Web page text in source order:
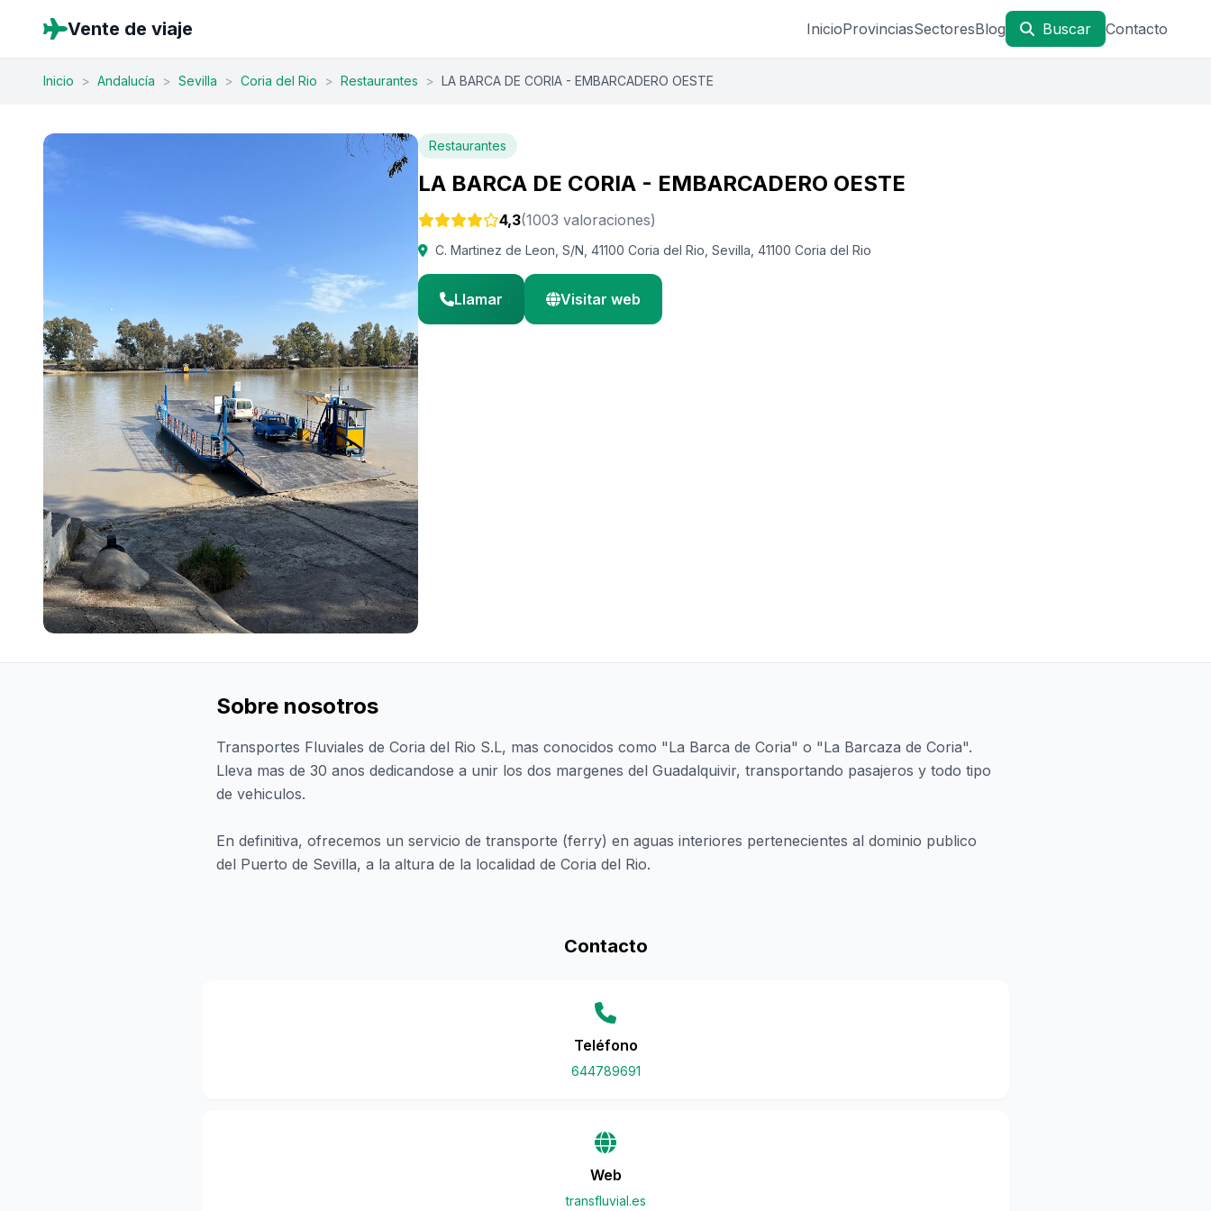
Vente de viaje InicioProvinciasSectoresBlog Buscar Contacto
Inicio > Andalucía > Sevilla > Coria del Rio > Restaurantes > LA BARCA DE CORIA - EMBARCADERO OESTE
Restaurantes
LA BARCA DE CORIA - EMBARCADERO OESTE
4,3(1003 valoraciones)
C. Martinez de Leon, S/N, 41100 Coria del Rio, Sevilla, 41100 Coria del Rio
Llamar Visitar web
Sobre nosotros
Transportes Fluviales de Coria del Rio S.L, mas conocidos como "La Barca de Coria" o "La Barcaza de Coria".
Lleva mas de 30 anos dedicandose a unir los dos margenes del Guadalquivir, transportando pasajeros y todo tipo
de vehiculos.
En definitiva, ofrecemos un servicio de transporte (ferry) en aguas interiores pertenecientes al dominio publico
del Puerto de Sevilla, a la altura de la localidad de Coria del Rio.
Contacto
Teléfono
644789691
Web
transfluvial.es